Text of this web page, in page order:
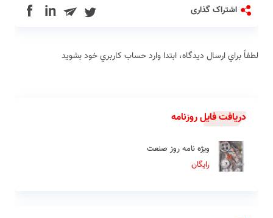
اشتراک گذاری in
لطفاً براي ارسال دیدگاه، ابتدا وارد حساب كاربري خود بشويد
دریافت فایل روزنامه
ویژه نامه روز صنعت
رایگان